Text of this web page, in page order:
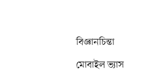
বিজ্ঞানচিন্তা
মোবাইল ভ্যাস